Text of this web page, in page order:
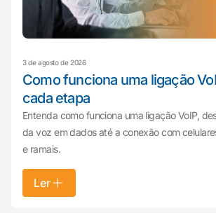
3 de agosto de 2026
Como funciona uma ligação
cada etapa
Entenda como funciona uma ligação VoIP,
da voz em dados até a conexão com
e ramais.
Ler